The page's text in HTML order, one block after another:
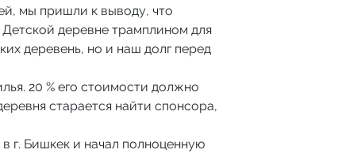
мы пришли к выводу, что
деревне трамплином для
деревень, но и наш долг перед
20 % его стоимости должно
старается найти спонсора,
г. Бишкек и начал полноценную